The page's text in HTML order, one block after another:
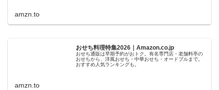
amzn.to
おせち料理特集2026｜Amazon.co.jp
おせち通販は早期予約がおトク。有名専門店・老舗料亭の
おせちから、洋風おせち・中華おせち・オードブルまで。
おすすめ人気ランキングも。
amzn.to